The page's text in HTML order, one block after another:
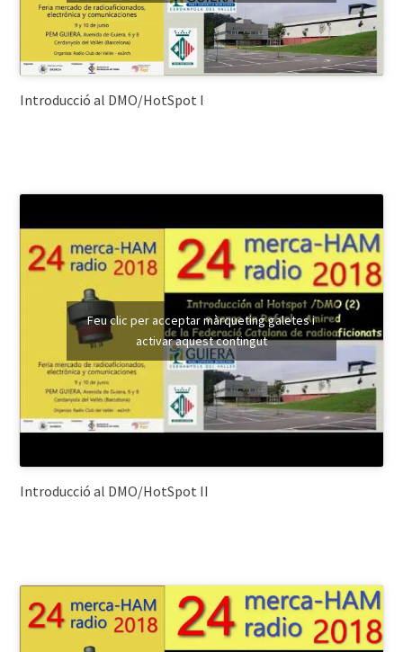
Introducció al DMO/HotSpot I
Feu clic per acceptar màrqueting galetes i
activar aquest contingut
Introducció al DMO/HotSpot II